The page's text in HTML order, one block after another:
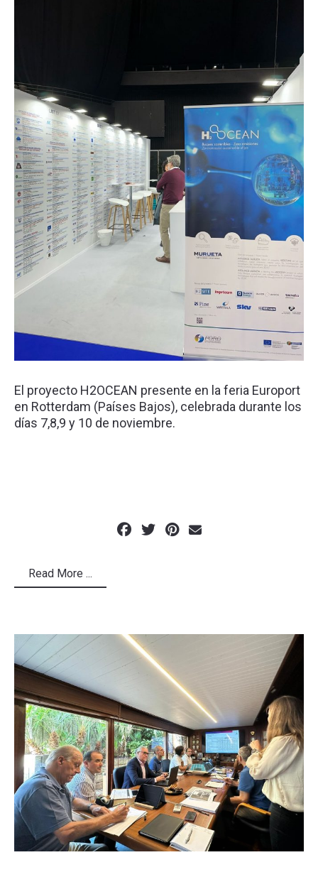
El proyecto H2OCEAN presente en la feria Europort
en Rotterdam (Países Bajos), celebrada durante los
días 7,8,9 y 10 de noviembre.
Read More ...